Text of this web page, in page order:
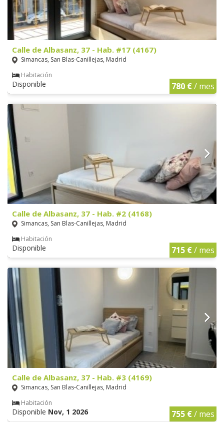
Calle de Albasanz, 37 - Hab. #17 (4167)
Simancas, San Blas-Canillejas, Madrid
Habitación
Disponible 780 €/ mes
Calle de Albasanz, 37 - Hab. #2 (4168)
Simancas, San Blas-Canillejas, Madrid
Habitación
Disponible 715 €/ mes
Calle de Albasanz, 37 - Hab. #3 (4169)
Simancas, San Blas-Canillejas, Madrid
Habitación
Disponible Nov, 1 2026 755 €/ mes